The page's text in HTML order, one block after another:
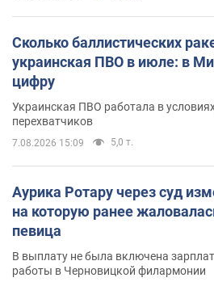
Сколько баллистических
украинская ПВО в июле: в
цифру
Украинская ПВО работала в
перехватчиков
7.08.2026 15:09 5,0 т.
Аурика Ротару через суд
на которую ранее
певица
В выплату не была включена
работы в Черновицкой филармонии